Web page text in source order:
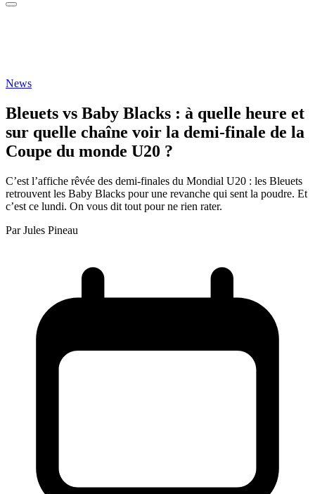
News
Bleuets vs Baby Blacks : à quelle heure et
sur quelle chaîne voir la demi-finale de la
Coupe du monde U20 ?
C’est l’affiche rêvée des demi-finales du Mondial U20 : les Bleuets
retrouvent les Baby Blacks pour une revanche qui sent la poudre. Et
c’est ce lundi. On vous dit tout pour ne rien rater.
Par Jules Pineau